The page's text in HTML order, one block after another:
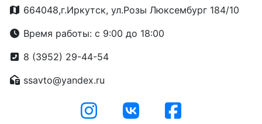
664048,г.Иркутск, ул.Розы Люксембург 184/10
Время работы: с 9:00 до 18:00
8 (3952) 29-44-54
ssavto@yandex.ru